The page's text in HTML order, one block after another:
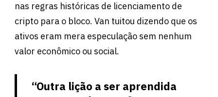
nas regras históricas de licenciamento de
cripto para o bloco. Van tuitou dizendo que os
ativos eram mera especulação sem nenhum
valor econômico ou social.
“Outra lição a ser aprendida